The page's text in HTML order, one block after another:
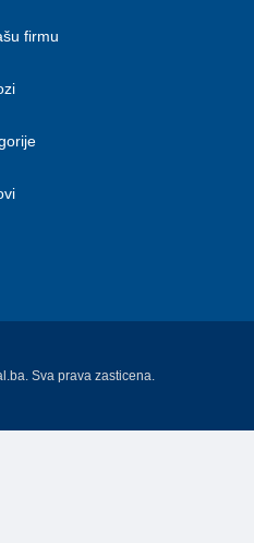
firmu
Sva prava zasticena.